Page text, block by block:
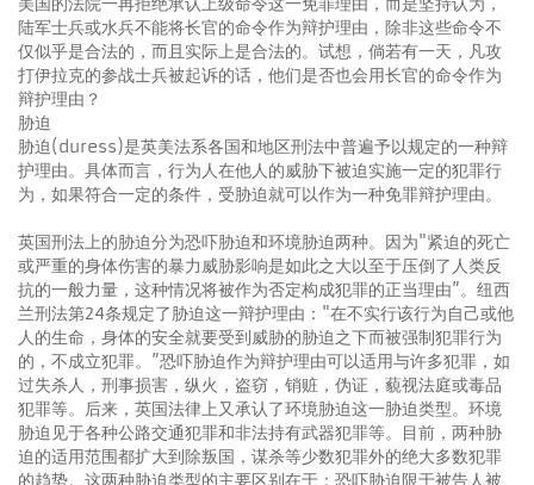
陆军士兵或水兵不能将长官的命令作为辩护理由，除非这些命令不
仅似乎是合法的，而且实际上是合法的。试想，倘若有一天，凡攻
打伊拉克的参战士兵被起诉的话，他们是否也会用长官的命令作为
辩护理由？
胁迫
胁迫(duress)是英美法系各国和地区刑法中普遍予以规定的一种辩
护理由。具体而言，行为人在他人的威胁下被迫实施一定的犯罪行
为，如果符合一定的条件，受胁迫就可以作为一种免罪辩护理由。
英国刑法上的胁迫分为恐吓胁迫和环境胁迫两种。因为"紧迫的死亡
或严重的身体伤害的暴力威胁影响是如此之大以至于压倒了人类反
抗的一般力量，这种情况将被作为否定构成犯罪的正当理由”。纽西
兰刑法第24条规定了胁迫这一辩护理由："在不实行该行为自己或他
人的生命，身体的安全就要受到威胁的胁迫之下而被强制犯罪行为
的，不成立犯罪。”恐吓胁迫作为辩护理由可以适用与许多犯罪，如
过失杀人，刑事损害，纵火，盗窃，销赃，伪证，藐视法庭或毒品
犯罪等。后来，英国法律上又承认了环境胁迫这一胁迫类型。环境
胁迫见于各种公路交通犯罪和非法持有武器犯罪等。目前，两种胁
迫的适用范围都扩大到除叛国，谋杀等少数犯罪外的绝大多数犯罪
的趋势。这两种胁迫类型的主要区别在于：恐吓胁迫限于被告人被